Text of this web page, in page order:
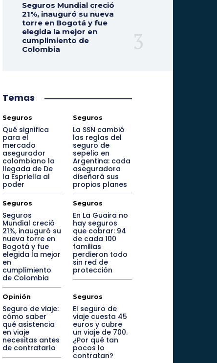
Seguros Mundial creció
21%, inauguró su nueva
torre en Bogotá y fue
elegida la mejor en
cumplimiento de
Colombia
Temas
Seguros
Qué significa
para el
mercado
asegurador
colombiano la
llegada de De
la Espriella al
poder
Seguros
La SSN cambió
las reglas del
seguro de
sepelio en
Argentina: cada
aseguradora
diseñará sus
propios planes
Seguros
Seguros
Mundial creció
21%, inauguró su
nueva torre en
Bogotá y fue
elegida la mejor
en
cumplimiento
de Colombia
Seguros
En La Guaira no
hay seguros
que cobrar: 94
de cada 100
familias
perdieron todo
sin red de
protección
Opinión
Seguro de viaje:
cómo saber
qué asistencia
en viaje
necesitas antes
de contratarlo
Seguros
El seguro de
viaje cuesta 45
euros y cubre
un viaje de 700.
¿Por qué tan
pocos lo
contratan?